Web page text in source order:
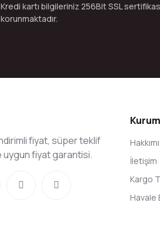
farklı alternatifler olmalı.
Kredi kartı bilgileriniz 256Bit SSL
korunmaktadır.
fiyat, süper teklif
fiyat garantisi.
İletişim
Kargo
Havale